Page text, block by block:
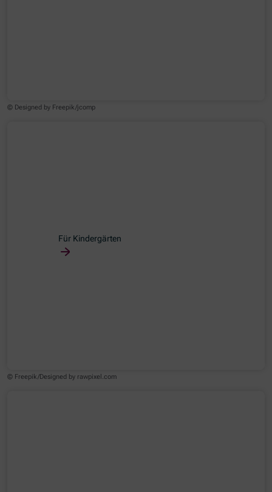
© Designed by Freepik/jcomp
Für Kindergärten
© Freepik/Designed by rawpixel.com